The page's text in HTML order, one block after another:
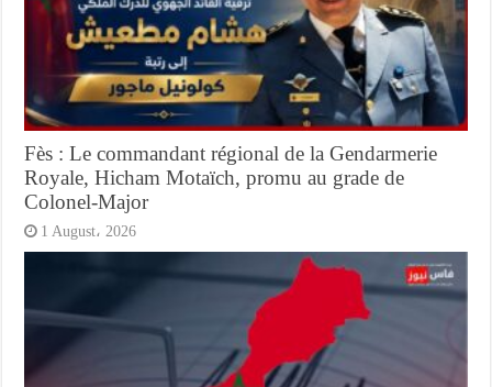
Fès : Le commandant régional de la Gendarmerie
Royale, Hicham Motaïch, promu au grade de
Colonel-Major
1 August، 2026